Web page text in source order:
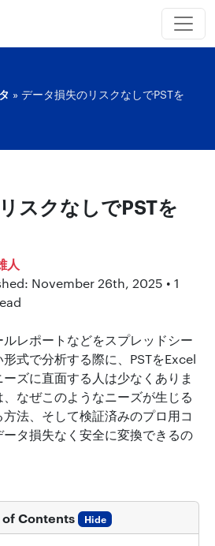
» データ損失のリスクなしでPSTを
スクなしでPSTを
人
November 26th, 2025 • 1
レポートなどをスプレッドシー
形式で分析する際に、PSTをExcel
ズに直面する人は少なくありま
なぜこのようなニーズが生じる
法、そして検証済みのプロ用コ
タ損失なく安全に変換できるの
of Contents Hide